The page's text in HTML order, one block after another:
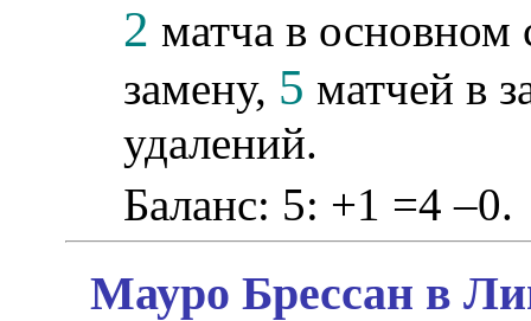
2 матча в основном
замену, 5 матчей в
удалений.
Баланс: 5: +1 =4 –0.
Мауро Брессан в